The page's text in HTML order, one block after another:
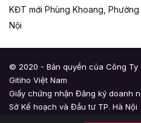
KĐT mới Phùng Khoang,
Nội
© 2020 - Bản quyền của Công Ty
Gitiho Việt Nam
Giấy chứng nhận Đăng ký doanh
Sở Kế hoạch và Đầu tư TP. Hà Nội
Giấy phép mạng xã hội số: 588,